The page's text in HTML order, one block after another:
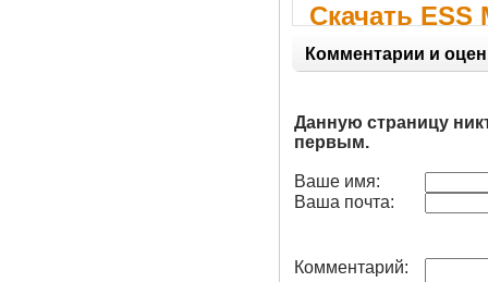
Скачать ESS
(WDM)
Комментарии и
Данную страницу
первым.
Ваше имя:
Ваша почта:
Комментарий: